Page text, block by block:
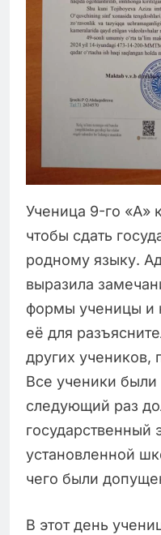
Ученица 9-го «А»
чтобы сдать
родному языку.
выразила
формы ученицы и
её для
других
Все ученики
следующий раз
государственный
установленной
чего были
В этот день